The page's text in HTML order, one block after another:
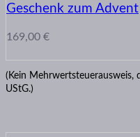
Geschenk zum Advent
169,00 €
(Kein Mehrwertsteuerausweis,
UStG.)